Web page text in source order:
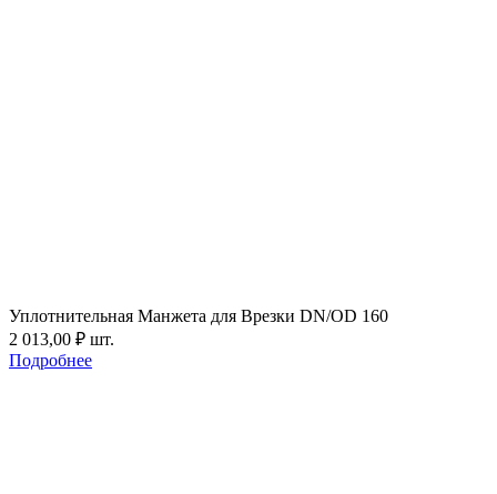
Уплотнительная Манжета для Врезки DN/OD 160
2 013,00 ₽ шт.
Подробнее